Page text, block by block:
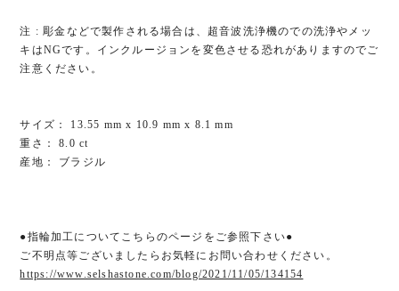
注 : 彫金などで製作される場合は、超音波洗浄機のでの洗浄やメッ
キはNGです。インクルージョンを変色させる恐れがありますのでご
注意ください。
サイズ： 13.55 mm x 10.9 mm x 8.1 mm
重さ： 8.0 ct
産地： ブラジル
●指輪加工についてこちらのページをご参照下さい●
ご不明点等ございましたらお気軽にお問い合わせください。
https://www.selshastone.com/blog/2021/11/05/134154